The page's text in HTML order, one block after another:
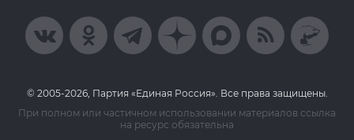
© 2005-2026, Партия «Единая Россия». Все права защищены.
При полном или частичном использовании материалов ссылка
на ресурс обязательна